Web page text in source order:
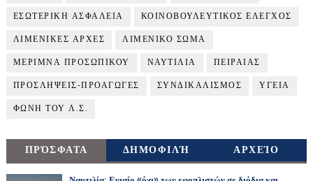
ΕΣΩΤΕΡΙΚΗ ΑΣΦΑΛΕΙΑ ΚΟΙΝΟΒΟΥΛΕΥΤΙΚΟΣ ΕΛΕΓΧΟΣ
ΛΙΜΕΝΙΚΕΣ ΑΡΧΕΣ ΛΙΜΕΝΙΚΟ ΣΩΜΑ
ΜΕΡΙΜΝΑ ΠΡΟΣΩΠΙΚΟΥ ΝΑΥΤΙΛΙΑ ΠΕΙΡΑΙΑΣ
ΠΡΟΣΛΗΨΕΙΣ-ΠΡΟΑΓΩΓΕΣ ΣΥΝΔΙΚΑΛΙΣΜΟΣ ΥΓΕΙΑ
ΦΩΝΗ ΤΟΥ Λ.Σ.
ΠΡΌΣΦΑΤΑ ΔΗΜΟΦΙΛΉ ΑΡΧΕΊΟ